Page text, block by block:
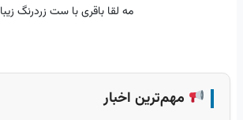
مه لقا باقری با ست زردرنگ زیبا
مهم‌ترین اخبار